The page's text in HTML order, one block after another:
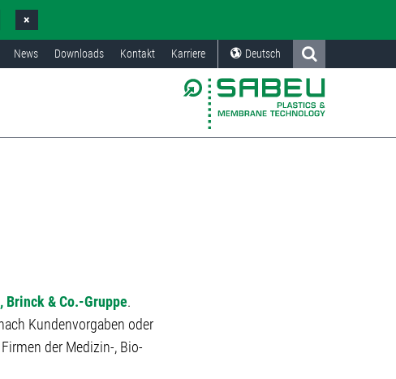
×
News Downloads Kontakt Karriere Deutsch
Brinck & Co.-Gruppe.
Kundenvorgaben oder
der Medizin-, Bio-